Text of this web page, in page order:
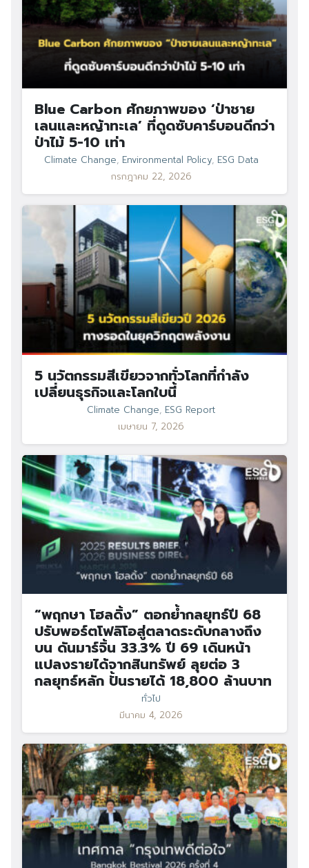
Search
Search
Blue Carbon ศักยภาพของ ‘ป่าชาย
เลนและหญ้าทะเล’ ที่ดูดซับคาร์บอนดีกว่า
ป่าไม้ 5-10 เท่า
Climate Change, Environmental Policy, ESG Data
กรกฎาคม 22, 2026
5 นวัตกรรมสีเขียวจากทั่วโลกที่กำลัง
เปลี่ยนธุรกิจและโลกใบนี้
Climate Change, ESG Report
เมษายน 7, 2026
“พฤกษา โฮลดิ้ง” ตอกย้ำกลยุทธ์ปี 68
ปรับพอร์ตโฟลิโอสู่ตลาดระดับกลางถึง
บน ดันมาร์จิ้น 33.3% ปี 69 เดินหน้า
แปลงรายได้จากสินทรัพย์ ลุยต่อ 3
กลยุทธ์หลัก ปั้นรายได้ 18,800 ล้านบาท
ทั่วไป
มีนาคม 4, 2026